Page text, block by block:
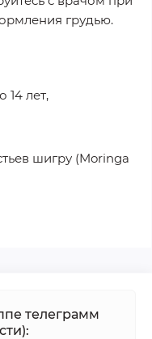
грудью.
14 лет,
шигру (Moringa
телеграмм